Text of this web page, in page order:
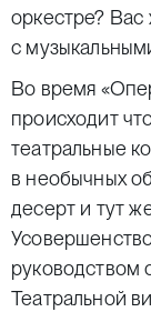
оркестре? Вас
с
Во время
происходит
театральные
в необычных
десерт и тут
руководством
Театральной